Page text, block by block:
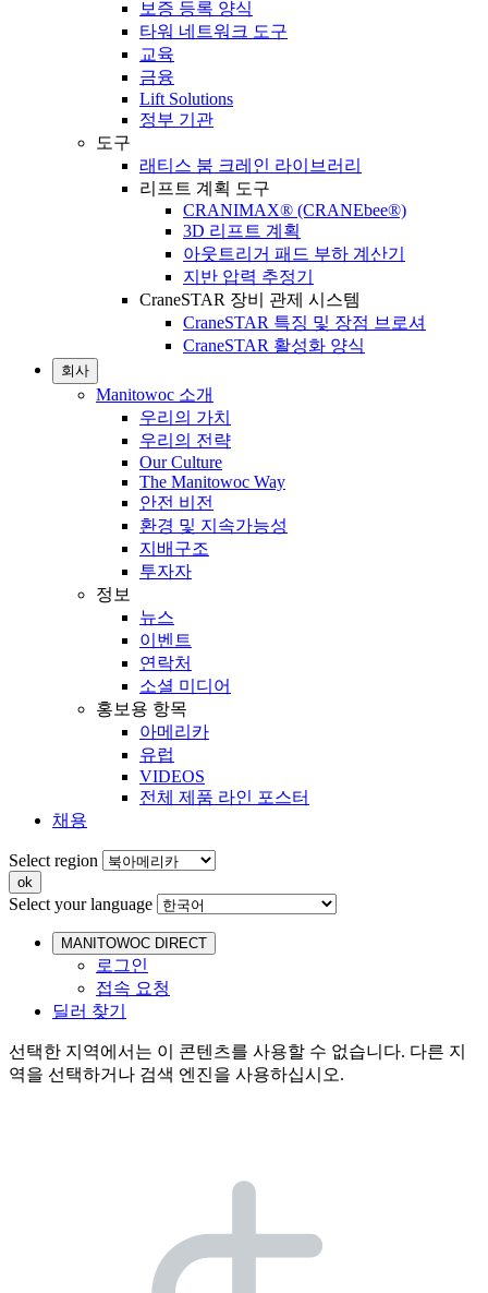
보증 등록 양식
타워 네트워크 도구
교육
금융
Lift Solutions
정부 기관
도구
래티스 붐 크레인 라이브러리
리프트 계획 도구
CRANIMAX® (CRANEbee®)
3D 리프트 계획
아웃트리거 패드 부하 계산기
지반 압력 추정기
CraneSTAR 장비 관제 시스템
CraneSTAR 특징 및 장점 브로셔
CraneSTAR 활성화 양식
회사
Manitowoc 소개
우리의 가치
우리의 전략
Our Culture
The Manitowoc Way
안전 비전
환경 및 지속가능성
지배구조
투자자
정보
뉴스
이벤트
연락처
소셜 미디어
홍보용 항목
아메리카
유럽
VIDEOS
전체 제품 라인 포스터
채용
Select region
Select your language
MANITOWOC DIRECT
로그인
접속 요청
딜러 찾기
선택한 지역에서는 이 콘텐츠를 사용할 수 없습니다. 다른 지
역을 선택하거나 검색 엔진을 사용하십시오.